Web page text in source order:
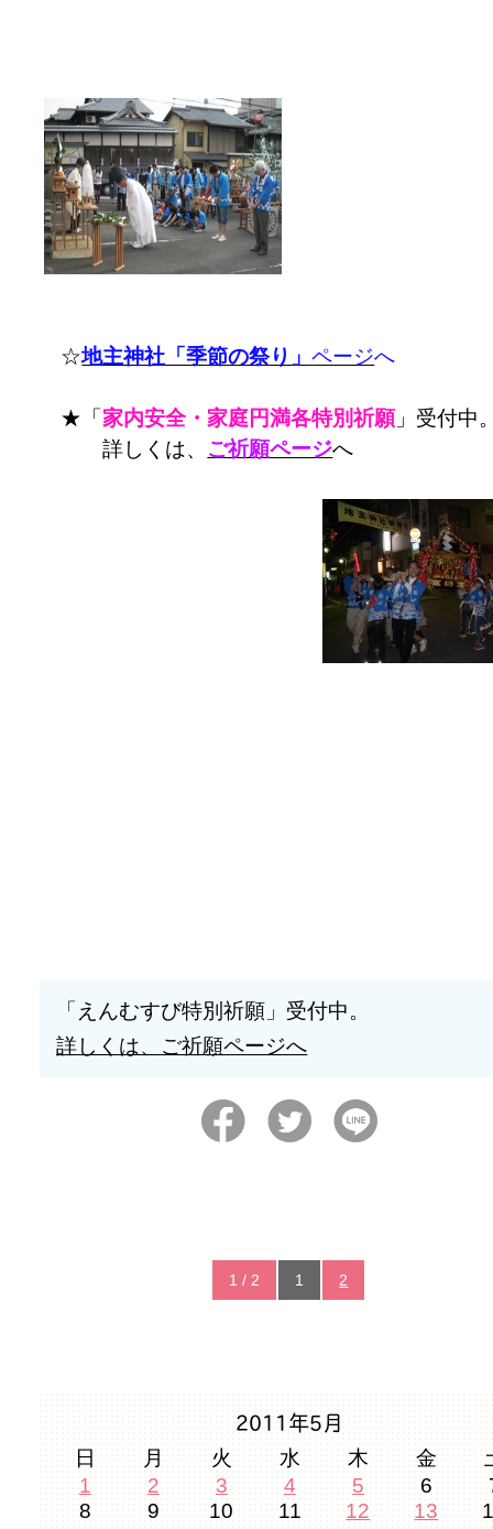
☆地主神社「季節の祭り」ページへ
★「家内安全・家庭円満各特別祈願」受付中
詳しくは、 ご祈願ページへ
「えんむすび特別祈願」受付中。
詳しくは、ご祈願ページへ
1 / 2 1 2
2011年5月
日 月 火 水 木 金
1
2 3 4 5 6
8
9 10 11 12 13